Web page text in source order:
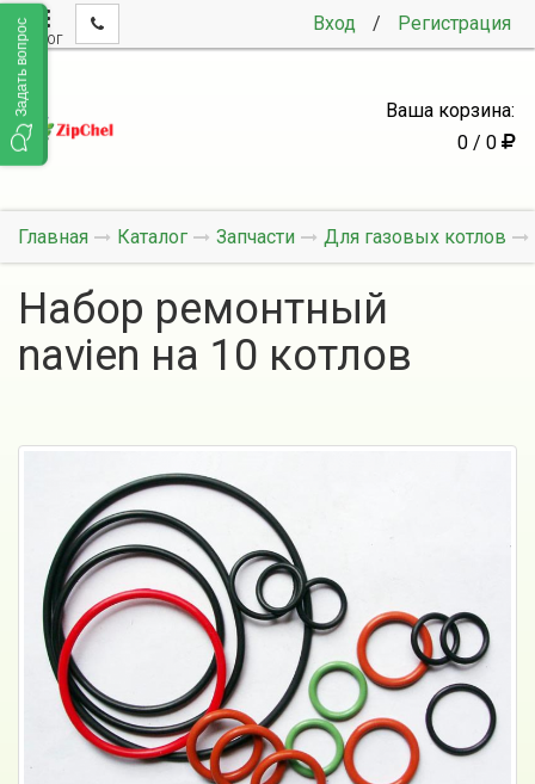
Вход / Регистрация
КАТАЛОГ
Ваша корзина:
0 / 0
Главная Каталог Запчасти Для газовых котлов
Набор ремонтный
navien на 10 котлов
Задать вопрос